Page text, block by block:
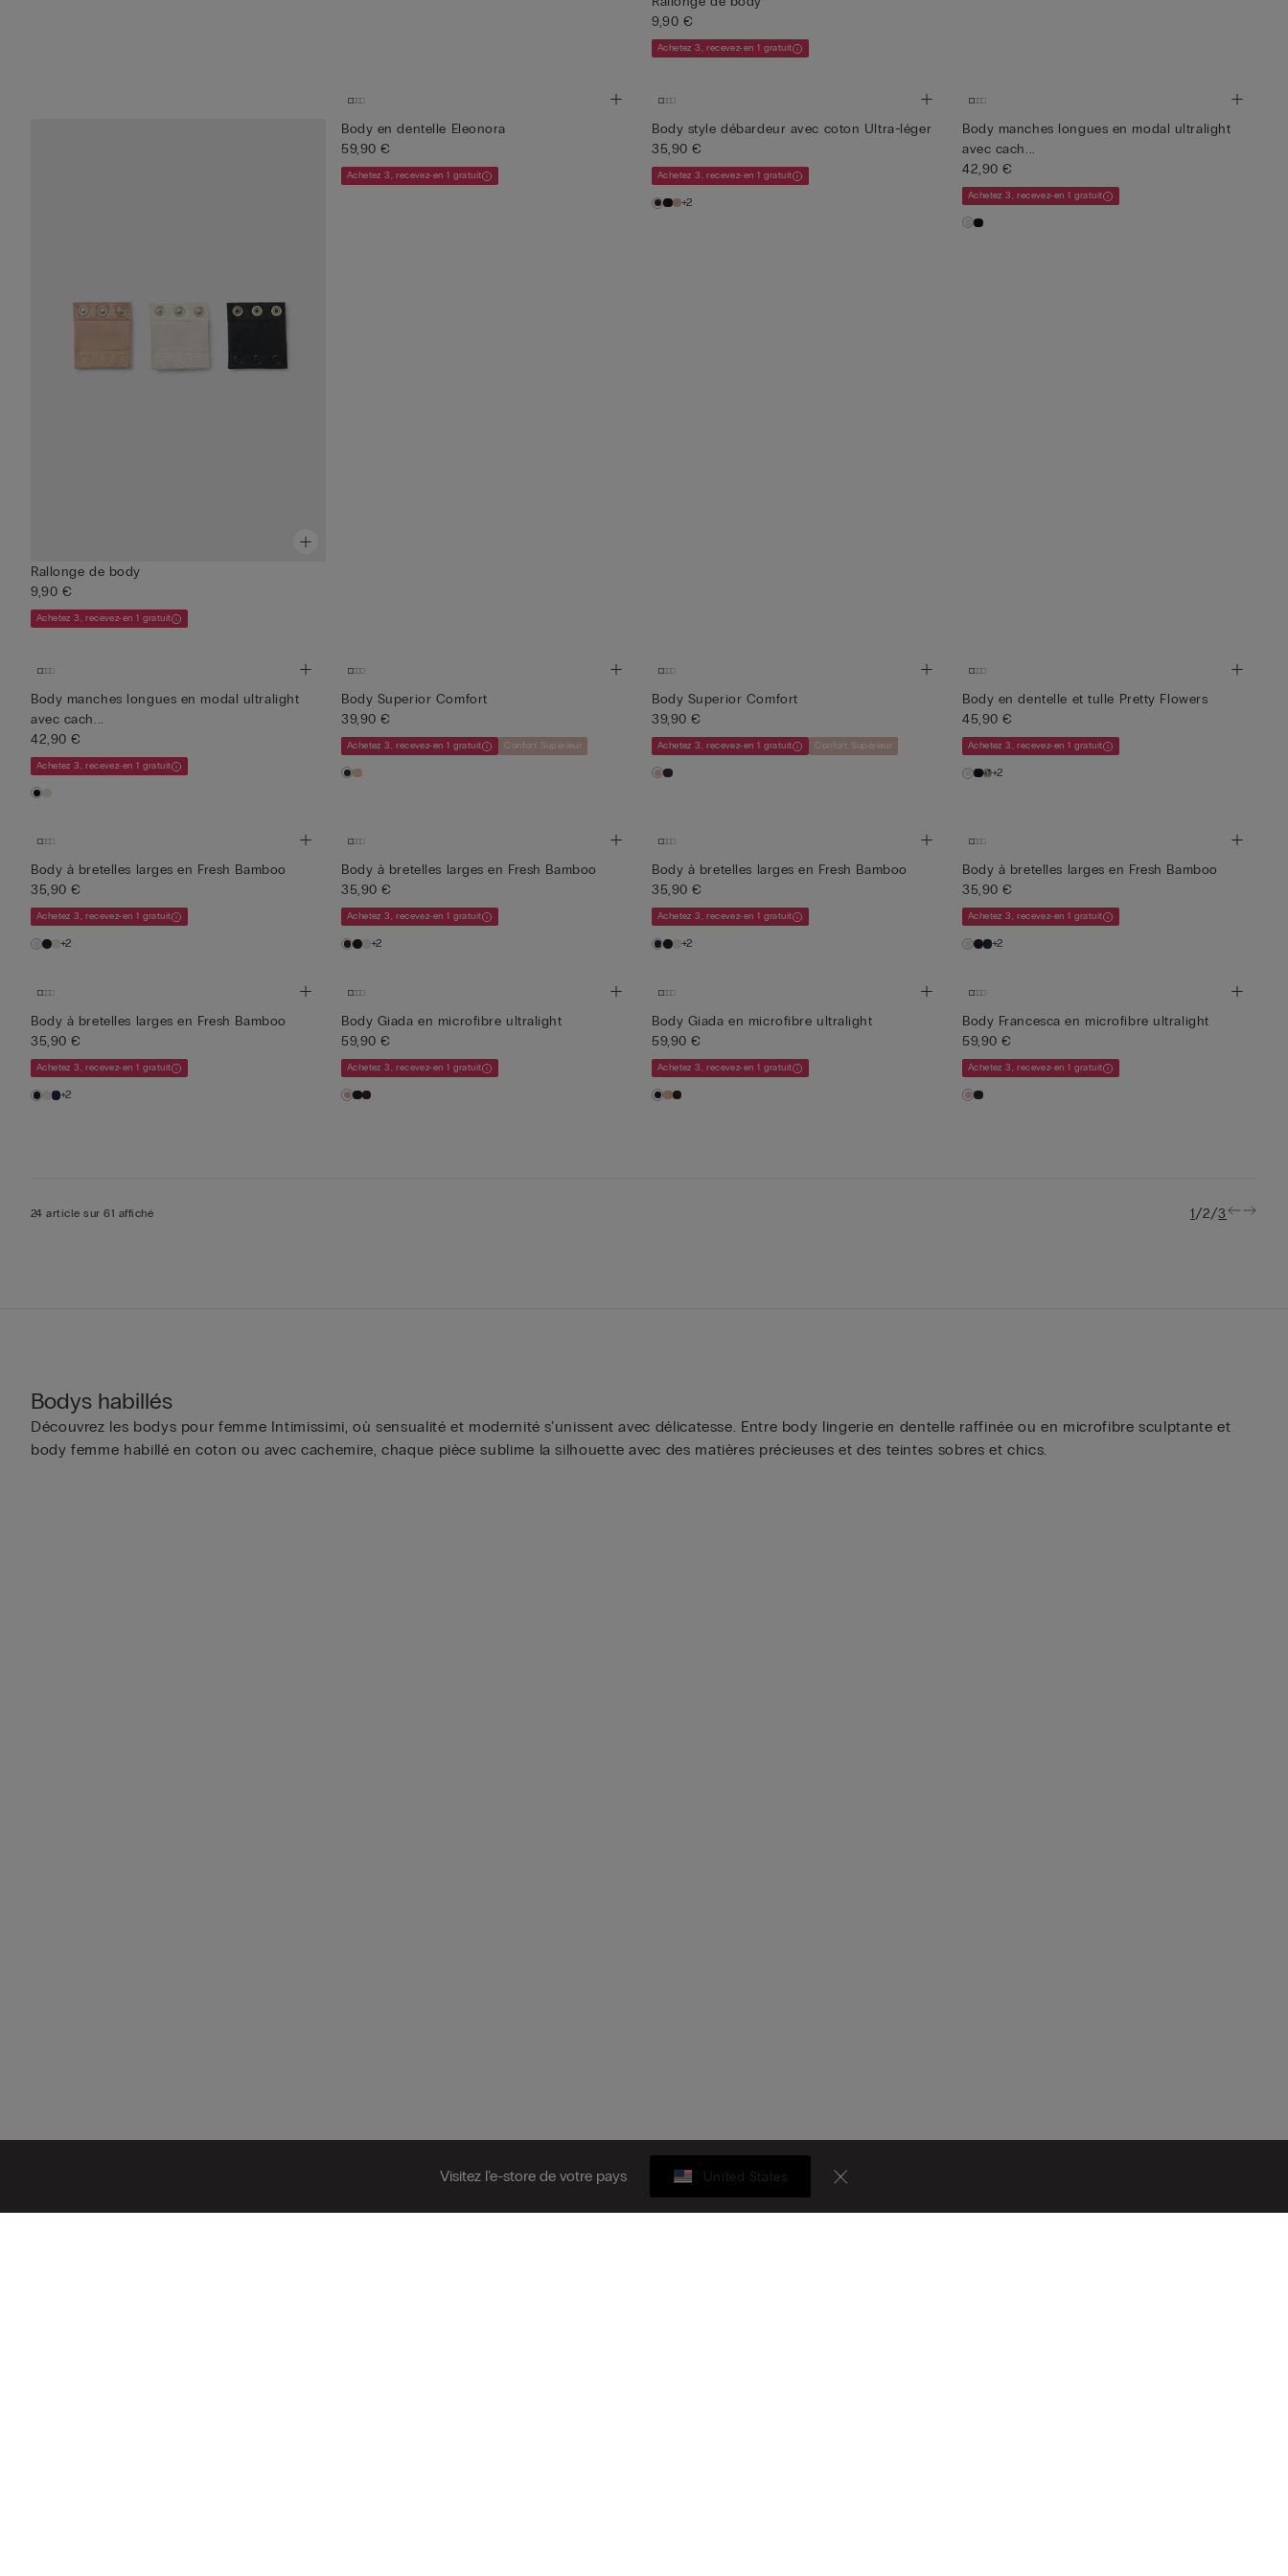
9,90 €
Achetez 3, recevez-en 1 gratuit
Rallonge de body
9,90 €
Achetez 3, recevez-en 1 gratuit
Body en dentelle Eleonora
59,90 €
Achetez 3, recevez-en 1 gratuit
Body style débardeur avec coton Ultra-léger
35,90 €
Achetez 3, recevez-en 1 gratuit
+2
Body manches longues en modal ultralight
avec cach...
42,90 €
Achetez 3, recevez-en 1 gratuit
Body manches longues en modal ultralight
avec cach...
42,90 €
Achetez 3, recevez-en 1 gratuit
Body Superior Comfort
39,90 €
Achetez 3, recevez-en 1 gratuit Confort Supérieur
Body Superior Comfort
39,90 €
Achetez 3, recevez-en 1 gratuit Confort Supérieur
Body en dentelle et tulle Pretty Flowers
45,90 €
Achetez 3, recevez-en 1 gratuit
+2
Body à bretelles larges en Fresh Bamboo
35,90 €
Achetez 3, recevez-en 1 gratuit
+2
Body à bretelles larges en Fresh Bamboo
35,90 €
Achetez 3, recevez-en 1 gratuit
+2
Body à bretelles larges en Fresh Bamboo
35,90 €
Achetez 3, recevez-en 1 gratuit
+2
Body à bretelles larges en Fresh Bamboo
35,90 €
Achetez 3, recevez-en 1 gratuit
+2
Body à bretelles larges en Fresh Bamboo
35,90 €
Achetez 3, recevez-en 1 gratuit
+2
Body Giada en microfibre ultralight
59,90 €
Achetez 3, recevez-en 1 gratuit
Body Giada en microfibre ultralight
59,90 €
Achetez 3, recevez-en 1 gratuit
Body Francesca en microfibre ultralight
59,90 €
Achetez 3, recevez-en 1 gratuit
24 article sur 61 affiché 1/2/3
Bodys habillés
Découvrez les bodys pour femme Intimissimi, où sensualité et modernité s’unissent avec délicatesse. Entre body lingerie en dentelle raffinée ou en microfibre sculptante et
body femme habillé en coton ou avec cachemire, chaque pièce sublime la silhouette avec des matières précieuses et des teintes sobres et chics.
Visitez l’e-store de votre pays United States